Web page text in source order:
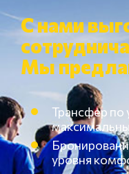
С нами
Мы
Трансфер по
уровня